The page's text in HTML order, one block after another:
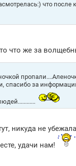
что после
что же за
спасибо за
никуда не убежала
удачи нам!